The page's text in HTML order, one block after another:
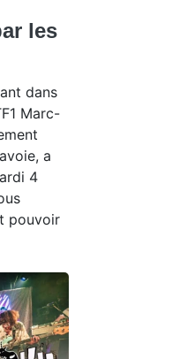
les
dans
Marc-
a
4
pouvoir